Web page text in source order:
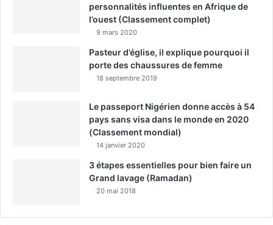
personnalités influentes en Afrique de
l’ouest (Classement complet)
9 mars 2020
Pasteur d’église, il explique pourquoi il
porte des chaussures de femme
18 septembre 2019
Le passeport Nigérien donne accès à 54
pays sans visa dans le monde en 2020
(Classement mondial)
14 janvier 2020
3 étapes essentielles pour bien faire un
Grand lavage (Ramadan)
20 mai 2018